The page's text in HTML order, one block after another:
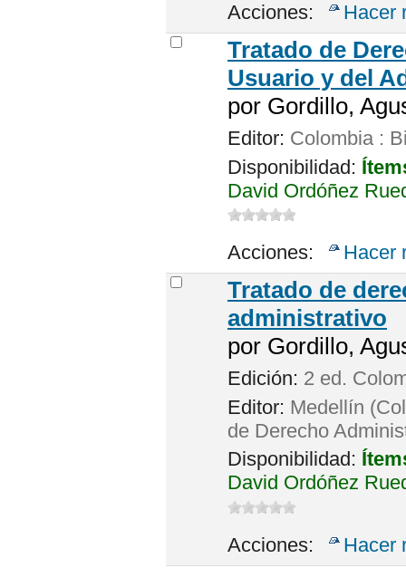
Acciones: Hacer
Tratado de
Usuario y del
por Gordillo,
Editor: Colombia :
Disponibilidad:
David Ordóñez
Acciones: Hacer
Tratado de
administrativo
por Gordillo,
Edición: 2 ed.
Editor: Medellín
de Derecho
Disponibilidad:
David Ordóñez
Acciones: Hacer